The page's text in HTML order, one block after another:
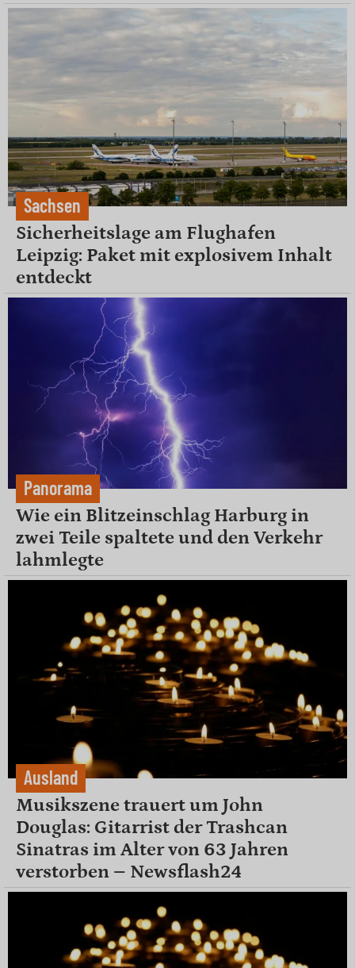
Sachsen
Sicherheitslage am Flughafen
Leipzig: Paket mit explosivem Inhalt
entdeckt
Panorama
Wie ein Blitzeinschlag Harburg in
zwei Teile spaltete und den Verkehr
lahmlegte
Ausland
Musikszene trauert um John
Douglas: Gitarrist der Trashcan
Sinatras im Alter von 63 Jahren
verstorben – Newsflash24